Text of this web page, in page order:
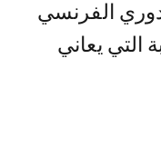
الـ 24 من الدوري الفرنسي
التي يعاني